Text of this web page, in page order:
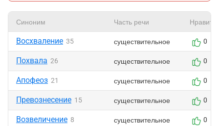
Синоним Часть речи
Восхваление 35 существительное 0
Похвала 26 существительное 0
Апофеоз 21 существительное 0
Превознесение 15 существительное 0
Возвеличение 8 существительное 0